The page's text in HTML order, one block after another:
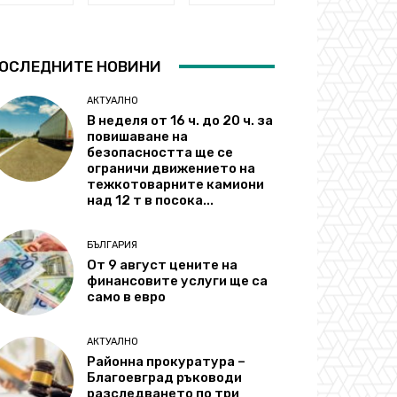
НОВИНИ
АКТУАЛНО
В неделя от 16 ч. до 20 ч. за
повишаване на
безопасността ще се
ограничи движението на
тежкотоварните камиони
над 12 т в посока...
БЪЛГАРИЯ
От 9 август цените на
финансовите услуги ще са
само в евро
АКТУАЛНО
Районна прокуратура –
Благоевград ръководи
разследването по три